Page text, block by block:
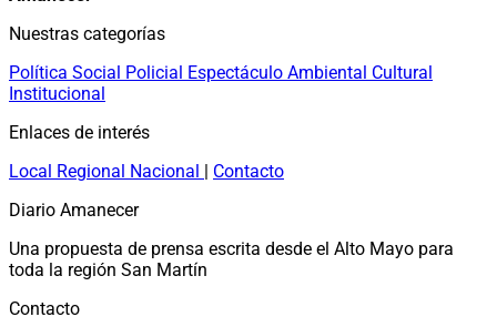
Nuestras categorías
Política Social Policial Espectáculo Ambiental Cultural
Institucional
Enlaces de interés
Local Regional Nacional | Contacto
Diario Amanecer
Una propuesta de prensa escrita desde el Alto Mayo para
toda la región San Martín
Contacto